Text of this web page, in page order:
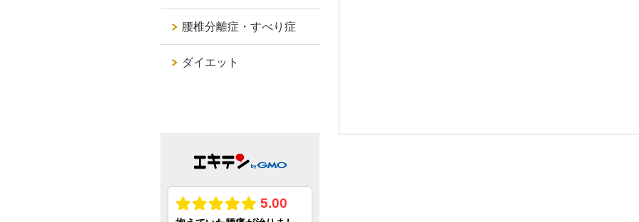
腰椎分離症・すべり症
ダイエット